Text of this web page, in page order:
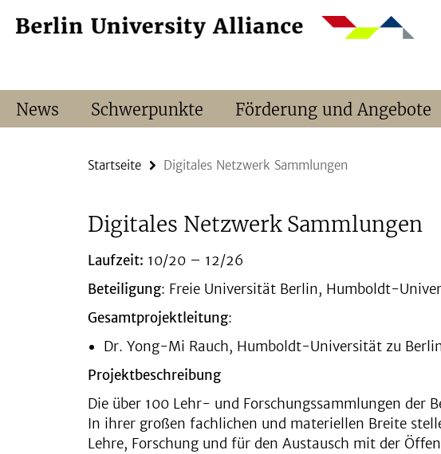
direkt
Service-
News Schwerpunkte Förderung und Angebote
Startseite Digitales Netzwerk Sammlungen
Digitales Netzwerk Sammlungen
Laufzeit: 10/20 – 12/26
Beteiligung: Freie Universität Berlin, Humboldt-
Gesamtprojektleitung:
Dr. Yong-Mi Rauch, Humboldt-Universität zu
Projektbeschreibung
Die über 100 Lehr- und Forschungssammlungen der
In ihrer großen fachlichen und materiellen Breite
Lehre, Forschung und für den Austausch mit der